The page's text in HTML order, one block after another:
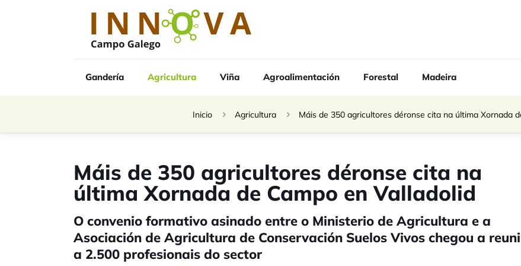
Gandería Agricultura Viña Agroalimentación Forestal Madeira
Inicio Agricultura Máis de 350 agricultores déronse cita na última Xornada
Máis de 350 agricultores déronse cita na
última Xornada de Campo en Valladolid
O convenio formativo asinado entre o Ministerio de Agricultura e a
Asociación de Agricultura de Conservación Suelos Vivos chegou a
a 2.500 profesionais do sector